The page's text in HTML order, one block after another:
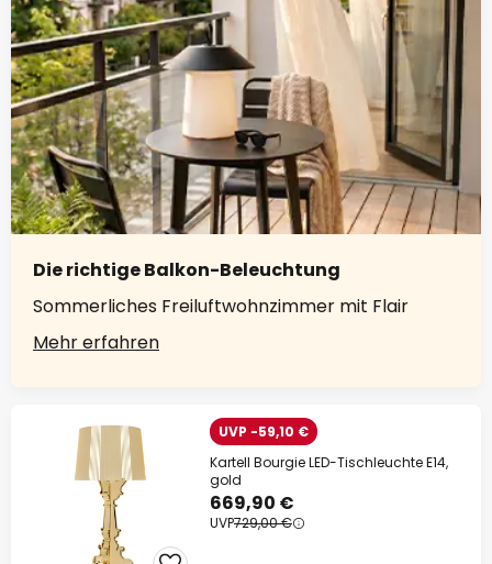
Die richtige Balkon-Beleuchtung
Sommerliches Freiluftwohnzimmer mit Flair
Mehr erfahren
UVP -59,10 €
Kartell Bourgie LED-Tischleuchte E14,
gold
669,90 €
UVP729,00 €